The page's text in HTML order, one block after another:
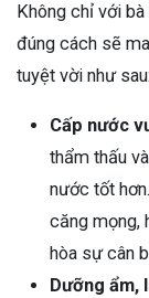
Không chỉ với
đúng cách sẽ
tuyệt vời như sau:
Cấp nước
thẩm thấu
nước tốt
căng mọng,
hòa sự cân
Dưỡng ẩm,